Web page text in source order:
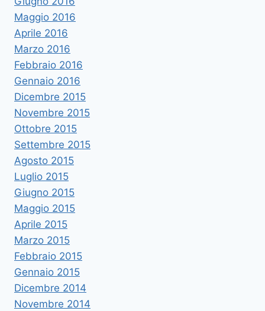
Maggio 2016
Aprile 2016
Marzo 2016
Febbraio 2016
Gennaio 2016
Dicembre 2015
Novembre 2015
Ottobre 2015
Settembre 2015
Agosto 2015
Luglio 2015
Giugno 2015
Maggio 2015
Aprile 2015
Marzo 2015
Febbraio 2015
Gennaio 2015
Dicembre 2014
Novembre 2014